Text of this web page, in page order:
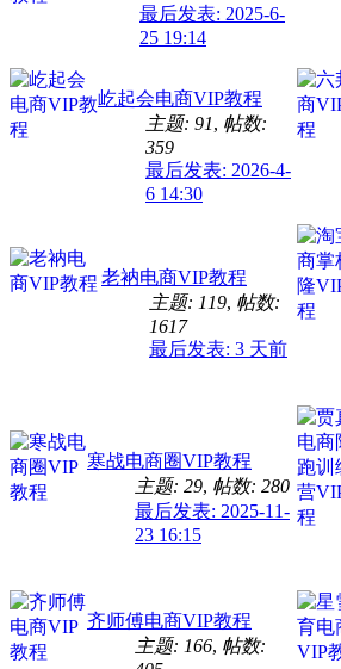
最后发表: 2025-6-
25 19:14
屹起会电商VIP教程
主题: 91, 帖数:
359
最后发表: 2026-4-
6 14:30
老衲电商VIP教程
主题: 119, 帖数:
1617
最后发表: 3 天前
寒战电商圈VIP教程
主题: 29, 帖数: 280
最后发表: 2025-11-
23 16:15
齐师傅电商VIP教程
主题: 166, 帖数: